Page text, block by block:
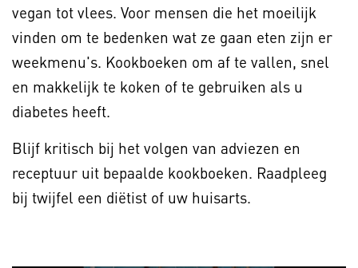
vegan tot vlees. Voor mensen die het moeilijk
vinden om te bedenken wat ze gaan eten zijn er
weekmenu's. Kookboeken om af te vallen, snel
en makkelijk te koken of te gebruiken als u
diabetes heeft.
Blijf kritisch bij het volgen van adviezen en
receptuur uit bepaalde kookboeken. Raadpleeg
bij twijfel een diëtist of uw huisarts.